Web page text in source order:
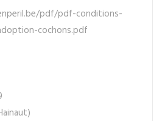
pdf/pdf-conditions-
cochons.pdf